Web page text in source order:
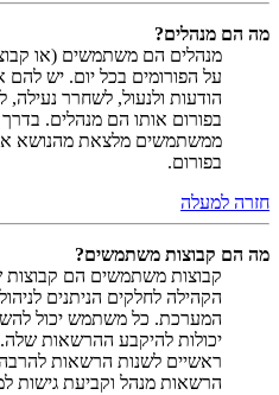
מה הם מנהלים?
מנהלים הם משתמשים (או
על הפורומים בכל יום. יש
הודעות ולנעול, לשחרר נעילה,
בפורום אותו הם מנהלים.
ממשתמשים מלצאת מהנושא
בפורום.
חזרה למעלה
מה הם קבוצות משתמשים?
קבוצות משתמשים הם
הקהילה לחלקים הניתנים
המערכת. כל משתמש יכול
יכולות להיקבע ההרשאות
ראשיים לשנות הרשאות
הרשאות מנהל וקביעת גישות